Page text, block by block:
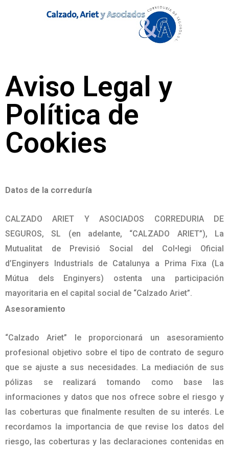
Aviso Legal y
Política de
Cookies
Datos de la correduría
CALZADO ARIET Y ASOCIADOS CORREDURIA DE
SEGUROS, SL (en adelante, “CALZADO ARIET”), La
Mutualitat de Previsió Social del Col•legi Oficial
d’Enginyers Industrials de Catalunya a Prima Fixa (La
Mútua dels Enginyers) ostenta una participación
mayoritaria en el capital social de “Calzado Ariet”.
Asesoramiento
“Calzado Ariet” le proporcionará un asesoramiento
profesional objetivo sobre el tipo de contrato de seguro
que se ajuste a sus necesidades. La mediación de sus
pólizas se realizará tomando como base las
informaciones y datos que nos ofrece sobre el riesgo y
las coberturas que finalmente resulten de su interés. Le
recordamos la importancia de que revise los datos del
riesgo, las coberturas y las declaraciones contenidas en